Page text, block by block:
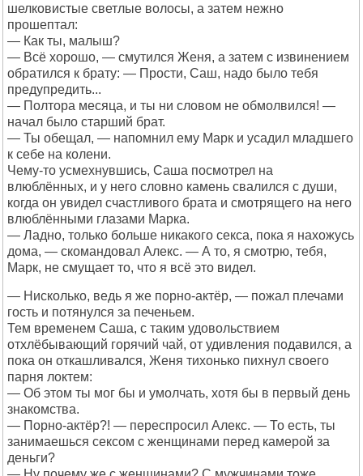
шелковистые светлые волосы, а затем нежно
прошептал:
— Как ты, малыш?
— Всё хорошо, — смутился Женя, а затем с извинением
обратился к брату: — Прости, Саш, надо было тебя
предупредить...
— Полтора месяца, и ты ни словом не обмолвился! —
начал было старший брат.
— Ты обещал, — напомнил ему Марк и усадил младшего
к себе на колени.
Чему-то усмехнувшись, Саша посмотрел на
влюблённых, и у него словно камень свалился с души,
когда он увидел счастливого брата и смотрящего на него
влюблёнными глазами Марка.
— Ладно, только больше никакого секса, пока я нахожусь
дома, — скомандовал Алекс. — А то, я смотрю, тебя,
Марк, не смущает то, что я всё это видел.
— Нисколько, ведь я же порно-актёр, — пожал плечами
гость и потянулся за печеньем.
Тем временем Саша, с таким удовольствием
отхлёбывающий горячий чай, от удивления подавился, а
пока он откашливался, Женя тихонько пихнул своего
парня локтем:
— Об этом ты мог бы и умолчать, хотя бы в первый день
знакомства.
— Порно-актёр?! — переспросил Алекс. — То есть, ты
занимаешься сексом с женщинами перед камерой за
деньги?